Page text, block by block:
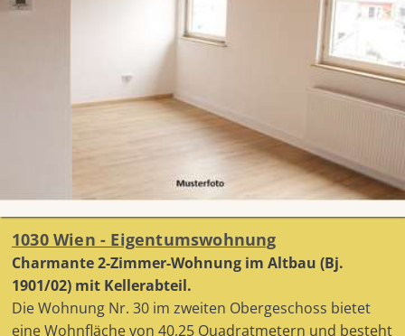
1030 Wien - Eigentumswohnung
Charmante 2-Zimmer-Wohnung im Altbau (Bj.
1901/02) mit Kellerabteil.
Die Wohnung Nr. 30 im zweiten Obergeschoss bietet
eine Wohnfläche von 40,25 Quadratmetern und besteht